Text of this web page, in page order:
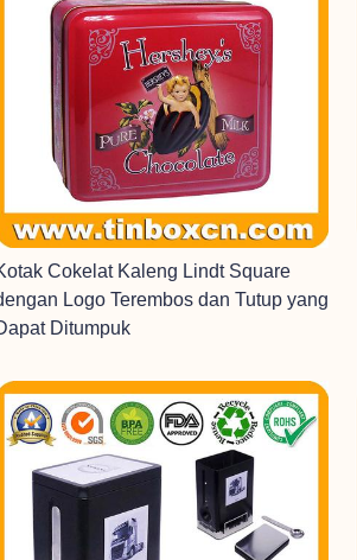
Cokelat Kaleng Lindt Square
Logo Terembos dan Tutup yang
Ditumpuk